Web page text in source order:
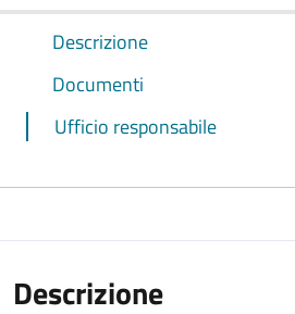
Descrizione
Documenti
Ufficio responsabile
Descrizione